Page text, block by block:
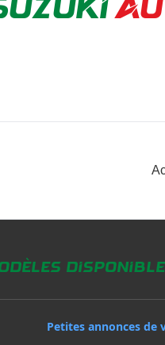
AU
Petites annonces de